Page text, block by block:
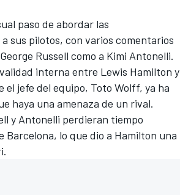
paso de abordar las
sus pilotos, con varios comentarios
George Russell como a Kimi Antonelli.
interna entre Lewis Hamilton y
jefe del equipo, Toto Wolff, ya ha
haya una amenaza de un rival.
y Antonelli perdieran tiempo
lo que dio a Hamilton una
.